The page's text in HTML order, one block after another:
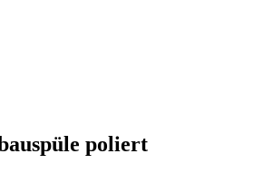
poliert